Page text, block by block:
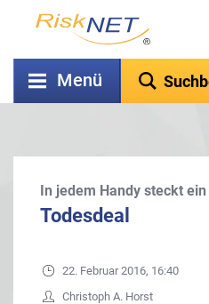
Menü
In jedem Handy steckt
Todesdeal
22. Februar 2016, 16:40
Christoph A. Horst